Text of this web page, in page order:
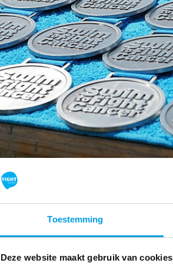
Toestemming
Deze website maakt gebruik van cookies